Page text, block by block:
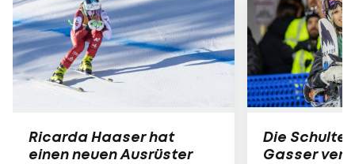
Ricarda Haaser hat
einen neuen Ausrüster
Die
Gasser